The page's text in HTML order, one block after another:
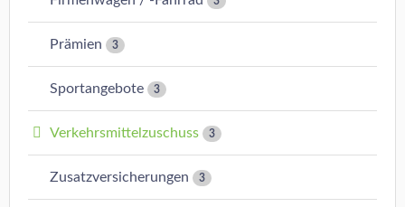
Prämien 3
Sportangebote 3
Verkehrsmittelzuschuss 3
Zusatzversicherungen 3